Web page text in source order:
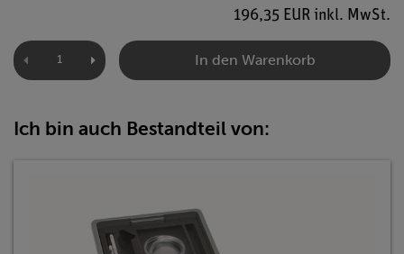
196,35 EUR inkl. MwSt.
In den Warenkorb
Ich bin auch Bestandteil von: